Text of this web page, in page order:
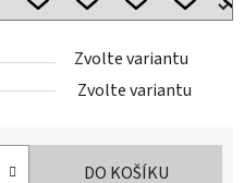
Zvolte variantu
Zvolte variantu
DO KOŠÍKU